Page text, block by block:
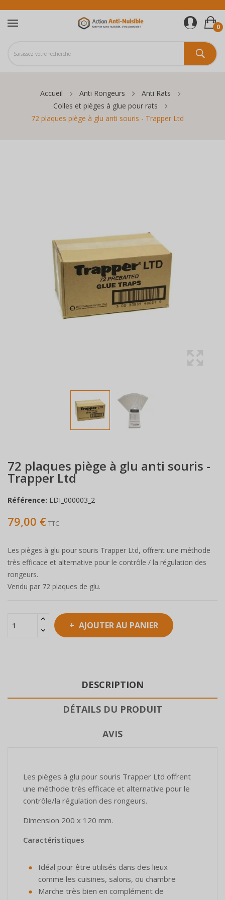
0
Accueil Anti Rongeurs
Anti Rats
Colles et pièges à glue pour rats
72 plaques piège à glu anti souris - Trapper Ltd
72 plaques piège à glu anti souris -
Trapper Ltd
Référence: EDI_000003_2
79,00 € TTC
Les pièges à glu pour souris Trapper Ltd, offrent une méthode
très efficace et alternative pour le contrôle / la régulation des
rongeurs.
Vendu par 72 plaques de glu.
AJOUTER AU PANIER
DESCRIPTION
DÉTAILS DU PRODUIT
AVIS
Les pièges à glu pour souris Trapper Ltd offrent
une méthode très efficace et alternative pour le
contrôle/la régulation des rongeurs.
Dimension 200 x 120 mm.
Caractéristiques
Idéal pour être utilisés dans des lieux
comme les cuisines, salons, ou chambre
Marche très bien en complément de